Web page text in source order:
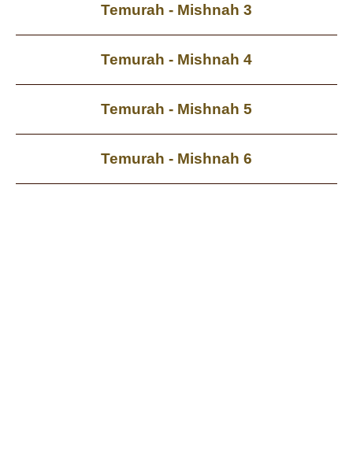
Temurah - Mishnah 3
Temurah - Mishnah 4
Temurah - Mishnah 5
Temurah - Mishnah 6